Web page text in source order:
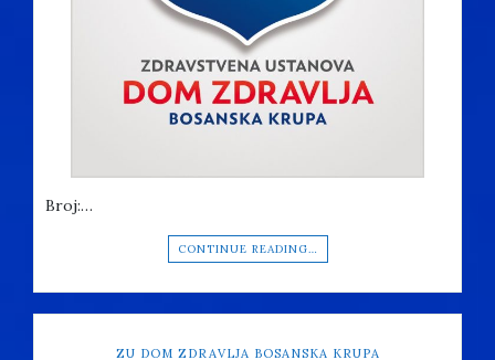
Broj:…
CONTINUE READING…
ZU DOM ZDRAVLJA BOSANSKA KRUPA